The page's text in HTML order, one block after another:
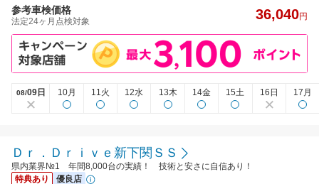
参考車検価格
法定24ヶ月点検対象 36,040円
08/09日 10月 11火 12水 13木 14金 15土 16日 17月
Ｄｒ．Ｄｒｉｖｅ新下関ＳＳ
県内業界№1 年間8,000台の実績！ 技術と安さに自信あり！
特典あり
優良店